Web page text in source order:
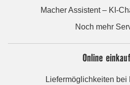
Macher Assistent – KI-
Noch mehr
Online
Liefermöglichkeiten bei